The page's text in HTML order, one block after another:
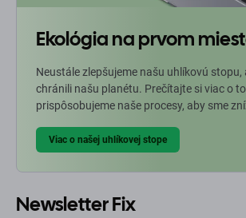
Ekológia na prvom
Neustále zlepšujeme našu uhlíkovú stopu,
chránili našu planétu. Prečítajte si viac o
prispôsobujeme naše procesy, aby sme
Viac o našej uhlíkovej stope
Newsletter Fix